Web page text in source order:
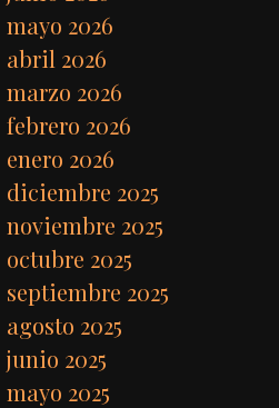
mayo 2026
abril 2026
marzo 2026
febrero 2026
enero 2026
diciembre 2025
noviembre 2025
octubre 2025
septiembre 2025
agosto 2025
junio 2025
mayo 2025